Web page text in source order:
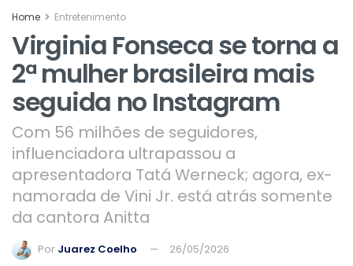
Home Entretenimento
Virginia Fonseca se torna a
2ª mulher brasileira mais
seguida no Instagram
Com 56 milhões de seguidores,
influenciadora ultrapassou a
apresentadora Tatá Werneck; agora, ex-
namorada de Vini Jr. está atrás somente
da cantora Anitta
Por Juarez Coelho 26/05/2026